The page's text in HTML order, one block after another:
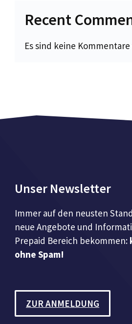
Recent
Es sind keine
Unser Newsletter
Immer auf den neusten
neue Angebote und
Prepaid Bereich bekommen:
ohne Spam!
ZUR ANMELDUNG